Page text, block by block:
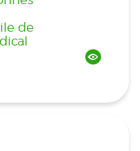
de